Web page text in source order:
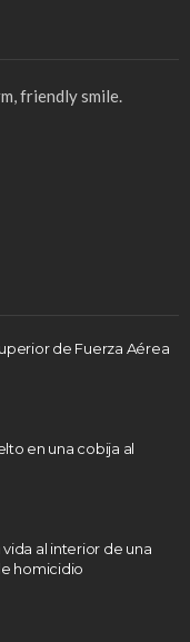
friendly smile.
de Fuerza Aérea
en una cobija al
al interior de una
homicidio